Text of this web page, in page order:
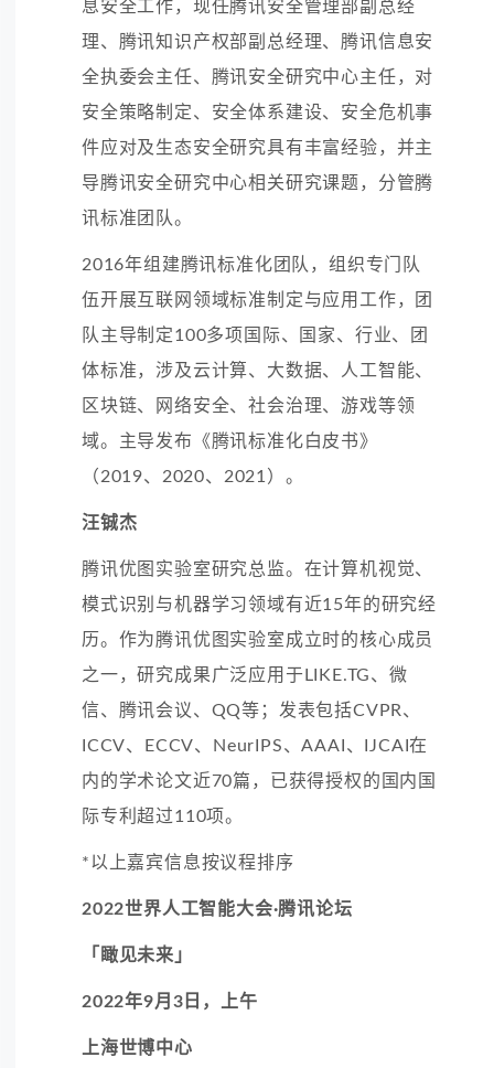
息安全工作，现任腾讯安全管理部副总经
理、腾讯知识产权部副总经理、腾讯信息安
全执委会主任、腾讯安全研究中心主任，对
安全策略制定、安全体系建设、安全危机事
件应对及生态安全研究具有丰富经验，并主
导腾讯安全研究中心相关研究课题，分管腾
讯标准团队。
2016年组建腾讯标准化团队，组织专门队
伍开展互联网领域标准制定与应用工作，团
队主导制定100多项国际、国家、行业、团
体标准，涉及云计算、 大数据、人工智能、
区块链、网络安全、社会治理、游戏等领
域。主导发布《腾讯标准化白皮书》
（2019、2020、2021）。
汪铖杰
腾讯优图实验室研究总监。在计算机视觉、
模式识别与机器学习领域有近15年的研究经
历。作为腾讯优图实验室成立时的核心成员
之一，研究成果广泛应用于LIKE.TG、微
信、 腾讯会议、QQ等；发表包括CVPR、
ICCV、ECCV、NeurIPS、AAAI、IJCAI在
内的学术论文近70篇，已获得授权的国内国
际专利超过110项。
*以上嘉宾信息按议程排序
2022世界人工智能大会·腾讯论坛
「瞰见未来」
2022年9月3日，上午
上海世博中心